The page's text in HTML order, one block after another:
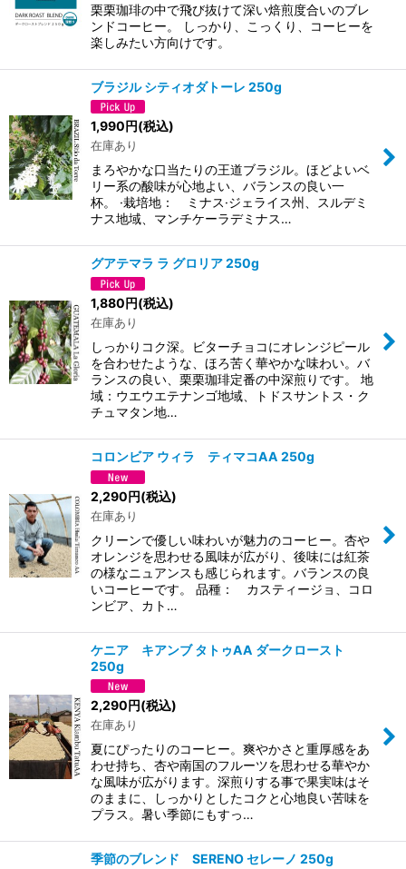
栗栗珈琲の中で飛び抜けて深い焙煎度合いのブレ
ンドコーヒー。 しっかり、こっくり、コーヒーを
楽しみたい方向けです。
ブラジル シティオダトーレ 250g
1,990円(税込)
在庫あり
まろやかな口当たりの王道ブラジル。ほどよいベ
リー系の酸味が心地よい、バランスの良い一
杯。 ·栽培地： ミナス·ジェライス州、スルデミ
ナス地域、マンチケーラデミナス…
グアテマラ ラ グロリア 250g
1,880円(税込)
在庫あり
しっかりコク深。ビターチョコにオレンジピール
を合わせたような、ほろ苦く華やかな味わい。バ
ランスの良い、栗栗珈琲定番の中深煎りです。 地
域：ウエウエテナンゴ地域、トドスサントス・ク
チュマタン地…
コロンビア ウィラ ティマコAA 250g
2,290円(税込)
在庫あり
クリーンで優しい味わいが魅力のコーヒー。杏や
オレンジを思わせる風味が広がり、後味には紅茶
の様なニュアンスも感じられます。バランスの良
いコーヒーです。 品種： カスティージョ、コロ
ンビア、カト…
ケニア キアンブ タトゥAA ダークロースト
250g
2,290円(税込)
在庫あり
夏にぴったりのコーヒー。爽やかさと重厚感をあ
わせ持ち、杏や南国のフルーツを思わせる華やか
な風味が広がります。深煎りする事で果実味はそ
のままに、しっかりとしたコクと心地良い苦味を
プラス。暑い季節にもすっ…
季節のブレンド SERENO セレーノ 250g